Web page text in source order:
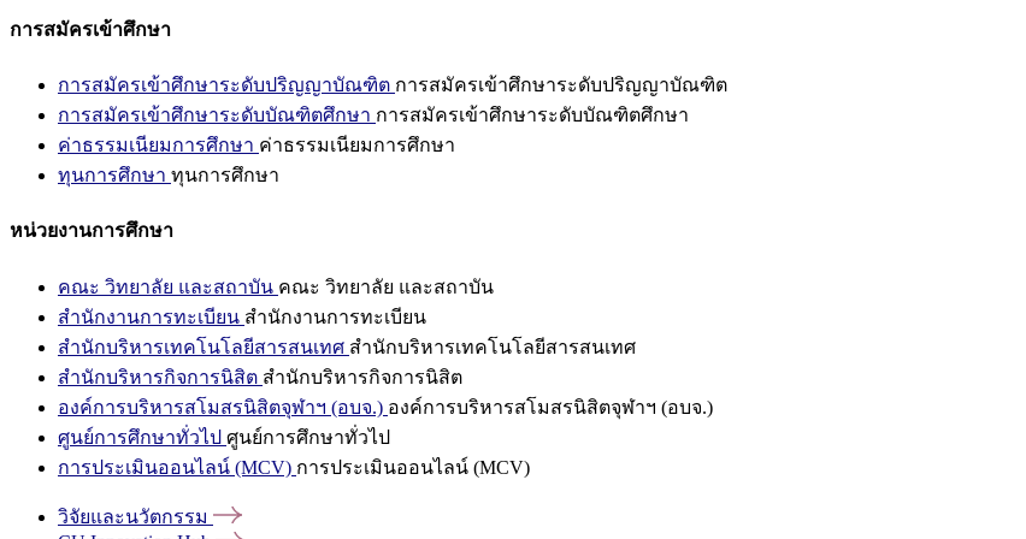
การสมัครเข้าศึกษา
การสมัครเข้าศึกษาระดับปริญญาบัณฑิต การสมัครเข้าศึกษาระดับปริญญาบัณฑิต
การสมัครเข้าศึกษาระดับบัณฑิตศึกษา การสมัครเข้าศึกษาระดับบัณฑิตศึกษา
ค่าธรรมเนียมการศึกษา ค่าธรรมเนียมการศึกษา
ทุนการศึกษา ทุนการศึกษา
หน่วยงานการศึกษา
คณะ วิทยาลัย และสถาบัน คณะ วิทยาลัย และสถาบัน
สำนักงานการทะเบียน สำนักงานการทะเบียน
สำนักบริหารเทคโนโลยีสารสนเทศ สำนักบริหารเทคโนโลยีสารสนเทศ
สำนักบริหารกิจการนิสิต สำนักบริหารกิจการนิสิต
องค์การบริหารสโมสรนิสิตจุฬาฯ (อบจ.) องค์การบริหารสโมสรนิสิตจุฬาฯ (อบจ.)
ศูนย์การศึกษาทั่วไป ศูนย์การศึกษาทั่วไป
การประเมินออนไลน์ (MCV) การประเมินออนไลน์ (MCV)
วิจัยและนวัตกรรม